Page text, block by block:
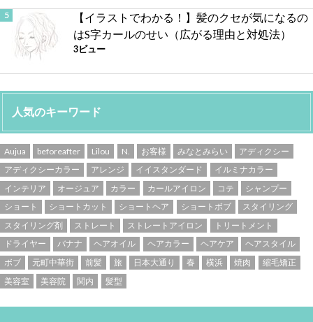
【イラストでわかる！】髪のクセが気になるの
はS字カールのせい（広がる理由と対処法）
3ビュー
人気のキーワード
Aujua beforeafter Lilou N. お客様 みなとみらい
アディクシー
アディクシーカラー
アレンジ イイスタンダード
イルミナカラー
インテリア
オージュア カラー カールアイロン コテ
シャンプー
ショート
ショートカット ショートヘア ショートボブ
スタイリング
スタイリング剤
ストレート ストレートアイロン
トリートメント
ドライヤー
バナナ ヘアオイル ヘアカラー ヘアケア
ヘアスタイル
ボブ
元町中華街 前髪 旅 日本大通り 春 横浜 焼肉
縮毛矯正
美容室
美容院 関内 髪型